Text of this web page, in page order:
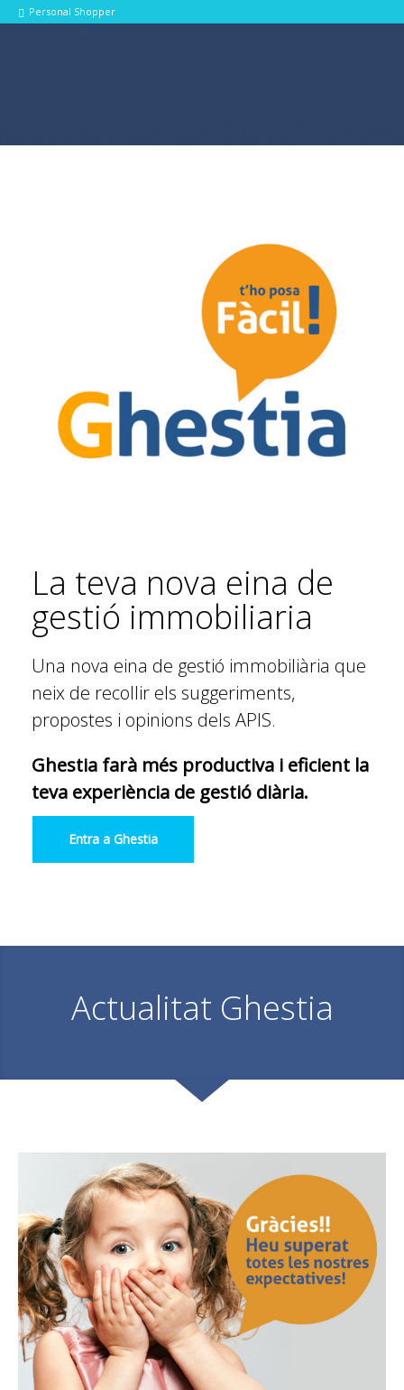
Personal Shopper
La teva nova eina de
gestió immobiliaria
Una nova eina de gestió immobiliària que
neix de recollir els suggeriments,
propostes i opinions dels APIS.
Ghestia farà més productiva i eficient la
teva experiència de gestió diària.
Entra a Ghestia
Actualitat Ghestia